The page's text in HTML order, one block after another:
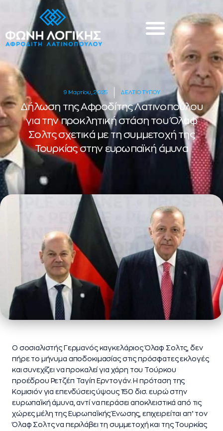
9 Μαρτίου, 2025 ΔΕΛΤΙΟ ΤΥΠΟΥ
Δήλωση της Αφροδίτης Λατινοπούλου
για την προκλητική στάση του Όλαφ
Σολτς σχετικά με τη συμμετοχή της
Τουρκίας στην ευρωπαϊκή άμυνα
O σοσιαλιστής Γερμανός καγκελάριος Όλαφ Σολτς, δεν
πήρε το μήνυμα αποδοκιμασίας στις πρόσφατες εκλογές
και συνεχίζει να προκαλεί για χάρη του Τούρκου
προέδρου Ρετζέπ Ταγίπ Ερντογάν. Η πρόταση της
Κομισιόν για επενδύσεις ύψους 150 δισ. ευρώ στην
ευρωπαϊκή άμυνα, αντί να περάσει αποκλειστικά από τις
χώρες μέλη της Ευρωπαϊκής Ένωσης, επιχειρείται απ’ τον
Όλαφ Σολτς να περιλάβει τη συμμετοχή και της Τουρκίας